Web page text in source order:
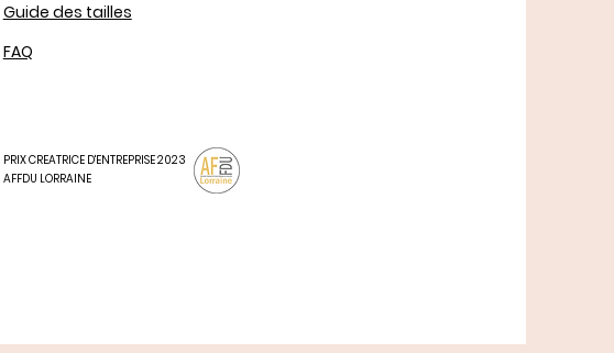
Guide des tailles
FAQ
PRIX CREATRICE D'ENTREPRISE 2023
AFFDU LORRAINE